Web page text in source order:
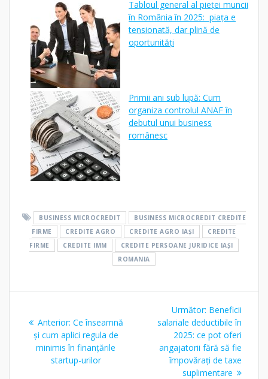
Tabloul general al pieței muncii
în România în 2025: piața e
tensionată, dar plină de
oportunități
Primii ani sub lupă: Cum
organiza controlul ANAF în
debutul unui business
românesc
BUSINESS MICROCREDIT
BUSINESS MICROCREDIT CREDITE
FIRME
CREDITE AGRO CREDITE AGRO IAȘI
CREDITE
FIRME
CREDITE IMM
CREDITE PERSOANE JURIDICE IAȘI
ROMANIA
articole
Anterior: Articolul
anterior:
Ce înseamnă
și cum aplici regula de
minimis în finanțările
startup-urilor
Următor: Articolul
următor:
Beneficii
salariale deductibile în
2025: ce pot oferi
angajatorii fără să fie
împovărați de taxe
suplimentare